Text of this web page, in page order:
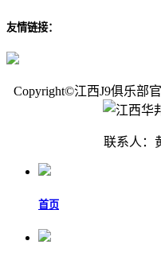
友情链接：
Copyright©江西J9俱乐部
联系人：
首页